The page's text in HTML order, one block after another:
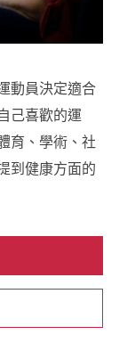
動員決定適合
己喜歡的運
育、學術、社
到健康方面的